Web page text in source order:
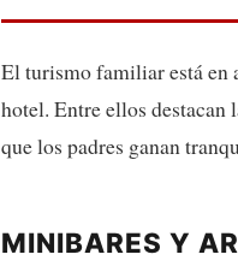
El turismo familiar está en
hotel. Entre ellos destacan
que los padres ganan
MINIBARES Y